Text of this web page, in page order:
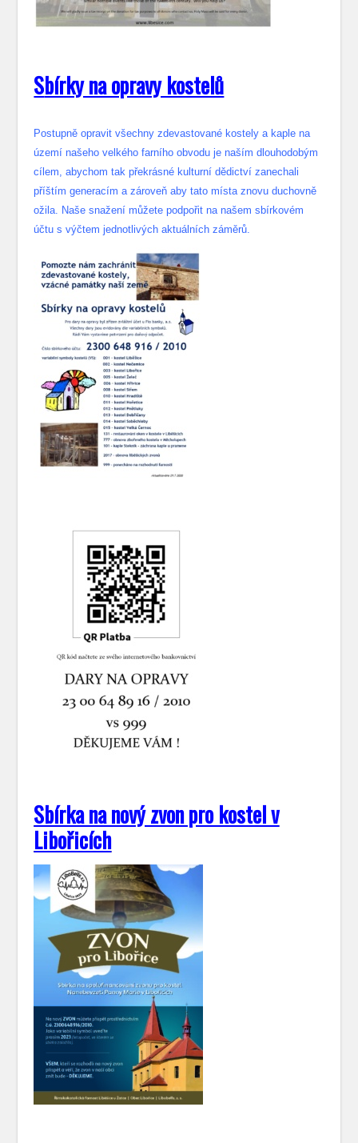
Sbírky na opravy kostelů
Postupně opravit všechny zdevastované kostely a kaple na
území našeho velkého farního obvodu je naším dlouhodobým
cílem, abychom tak překrásné kulturní dědictví zanechali
příštím generacím a zároveň aby tato místa znovu duchovně
ožila. Naše snažení můžete podpořit na našem sbírkovém
účtu s výčtem jednotlivých aktuálních záměrů.
Sbírka na nový zvon pro kostel v
Libořicích